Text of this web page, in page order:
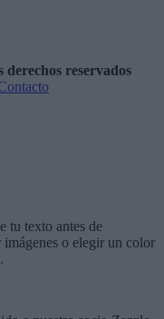
derechos reservados
tu texto antes de
imágenes o elegir un color